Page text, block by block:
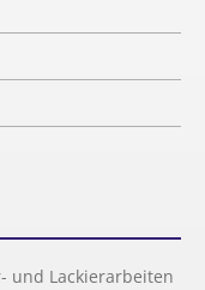
und Lackierarbeiten